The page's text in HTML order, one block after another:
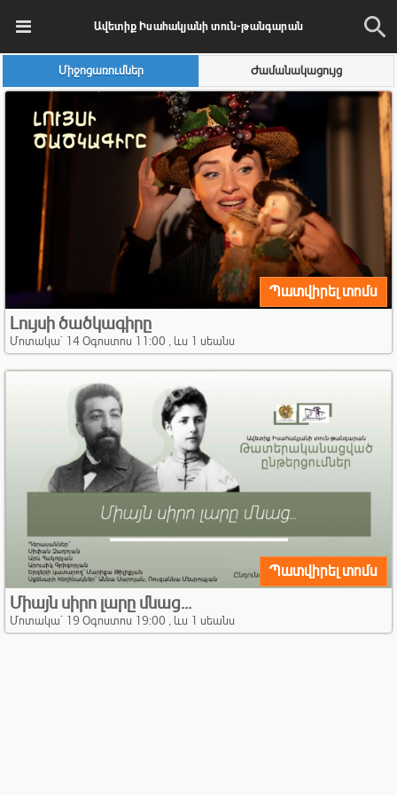
Ավետիք Իսահակյանի տուն-թանգարան
Միջոցառումներ Ժամանակացույց
Պատվիրել տոմս
Լույսի ծածկագիրը
Մոտակա` 14 Օգոստոս 11:00 , ևս 1 սեանս
Պատվիրել տոմս
Միայն սիրո լարը մնաց...
Մոտակա` 19 Օգոստոս 19:00 , ևս 1 սեանս